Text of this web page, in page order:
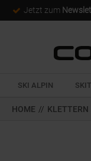
Jetzt zum
SKI ALPIN
HOME // KLETTERN